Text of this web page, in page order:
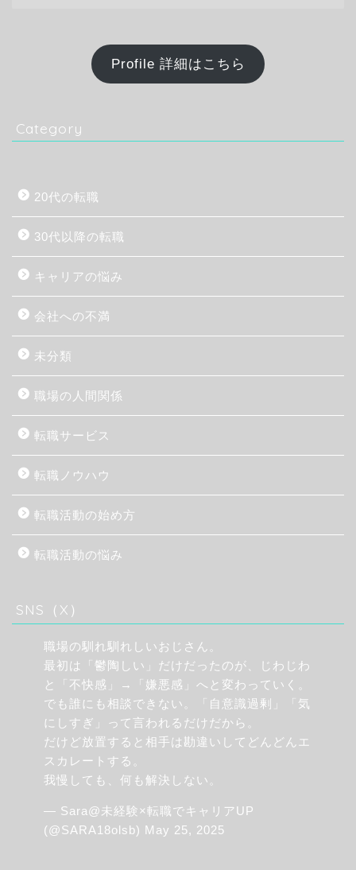
Profile 詳細はこちら
Category
20代の転職
30代以降の転職
キャリアの悩み
会社への不満
未分類
職場の人間関係
転職サービス
転職ノウハウ
転職活動の始め方
転職活動の悩み
SNS（X）
職場の馴れ馴れしいおじさん。
最初は「鬱陶しい」だけだったのが、じわじわ
と「不快感」→「嫌悪感」へと変わっていく。
でも誰にも相談できない。「自意識過剰」「気
にしすぎ」って言われるだけだから。
だけど放置すると相手は勘違いしてどんどんエ
スカレートする。
我慢しても、何も解決しない。
— Sara@未経験×転職でキャリアUP
(@SARA18olsb) May 25, 2025